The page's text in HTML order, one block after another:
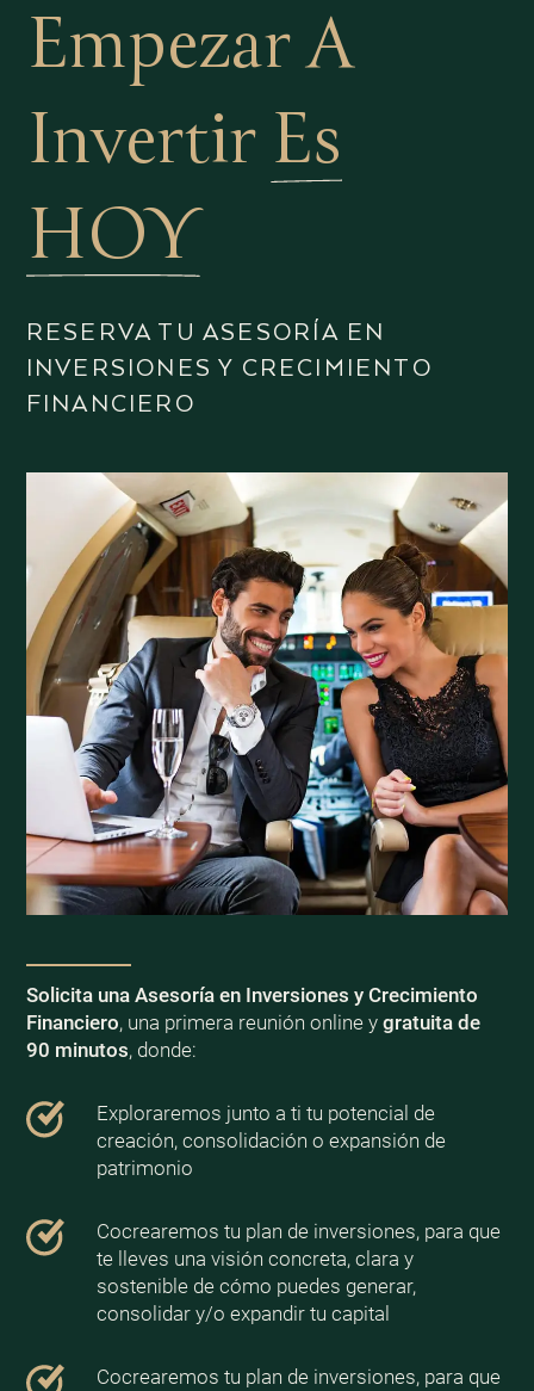
Empezar A
Invertir Es
HOY
RESERVA TU ASESORÍA EN
INVERSIONES Y CRECIMIENTO
FINANCIERO
Solicita una Asesoría en Inversiones y Crecimiento
Financiero, una primera reunión online y gratuita de
90 minutos, donde:
Exploraremos junto a ti tu potencial de
creación, consolidación o expansión de
patrimonio
Cocrearemos tu plan de inversiones, para que
te lleves una visión concreta, clara y
sostenible de cómo puedes generar,
consolidar y/o expandir tu capital
Cocrearemos tu plan de inversiones, para que